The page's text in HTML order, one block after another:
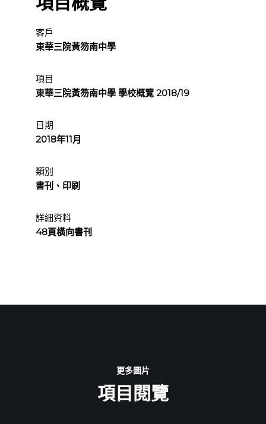
客戶
東華三院黃笏南中學
項目
東華三院黃笏南中學 學校概覽 2018/19
日期
2018年11月
類別
書刊、印刷
詳細資料
48頁橫向書刊
更多圖片
項目閱覽